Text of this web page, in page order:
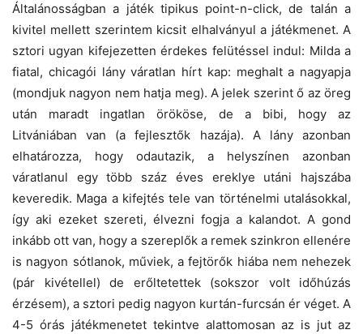
Általánosságban a játék tipikus point-n-click, de talán a
kivitel mellett szerintem kicsit elhalványul a játékmenet. A
sztori ugyan kifejezetten érdekes felütéssel indul: Milda a
fiatal, chicagói lány váratlan hírt kap: meghalt a nagyapja
(mondjuk nagyon nem hatja meg). A jelek szerint ő az öreg
után maradt ingatlan örököse, de a bibi, hogy az
Litvániában van (a fejlesztők hazája). A lány azonban
elhatározza, hogy odautazik, a helyszínen azonban
váratlanul egy több száz éves ereklye utáni hajszába
keveredik. Maga a kifejtés tele van történelmi utalásokkal,
így aki ezeket szereti, élvezni fogja a kalandot. A gond
inkább ott van, hogy a szereplők a remek szinkron ellenére
is nagyon sótlanok, műviek, a fejtörők hiába nem nehezek
(pár kivétellel) de erőltetettek (sokszor volt időhúzás
érzésem), a sztori pedig nagyon kurtán-furcsán ér véget. A
4-5 órás játékmenetet tekintve alattomosan az is jut az